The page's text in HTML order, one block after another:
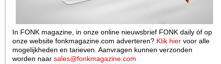
In FONK magazine, in onze online nieuwsbrief FONK daily óf op
onze website fonkmagazine.com adverteren? Klik hier voor alle
mogelijkheden en tarieven. Aanvragen kunnen verzonden
worden naar sales@fonkmagazine.com